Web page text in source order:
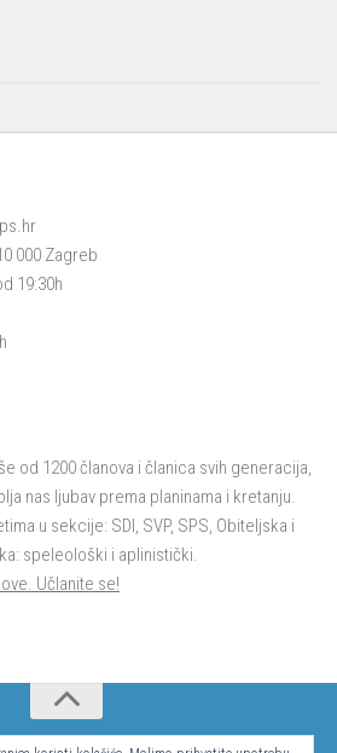
000 Zagreb
19:30h
od 1200 članova i članica svih generacija,
nas ljubav prema planinama i kretanju.
u sekcije: SDI, SVP, SPS, Obiteljska i
speleološki i aplinistički.
Učlanite se!